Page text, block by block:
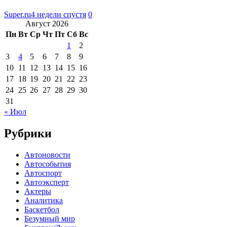
Super.ru4 недели спустя 0
Август 2026
Пн Вт Ср Чт Пт Сб Вс
1
2
3
4 5 6 7 8
9
10 11 12 13 14 15 16
17 18 19 20 21 22 23
24 25 26 27 28 29 30
31
« Июл
Рубрики
Автоновости
Автособытия
Автоспорт
Автоэксперт
Актеры
Аналитика
Баскетбол
Безумный мир